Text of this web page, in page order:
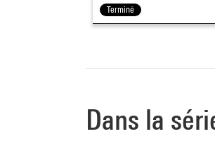
Terminé
Dans la